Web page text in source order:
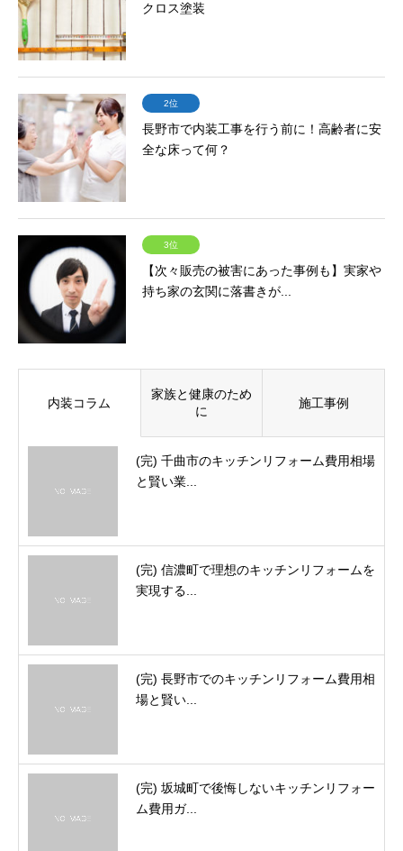
クロス塗装
2位
長野市で内装工事を行う前に！高齢者に安
全な床って何？
3位
【次々販売の被害にあった事例も】実家や
持ち家の玄関に落書きが...
内装コラム
家族と健康のため
に
施工事例
(完) 千曲市のキッチンリフォーム費用相場
と賢い業...
(完) 信濃町で理想のキッチンリフォームを
実現する...
(完) 長野市でのキッチンリフォーム費用相
場と賢い...
(完) 坂城町で後悔しないキッチンリフォー
ム費用ガ...